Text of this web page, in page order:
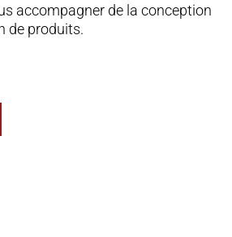
accompagner de la conception
de produits.